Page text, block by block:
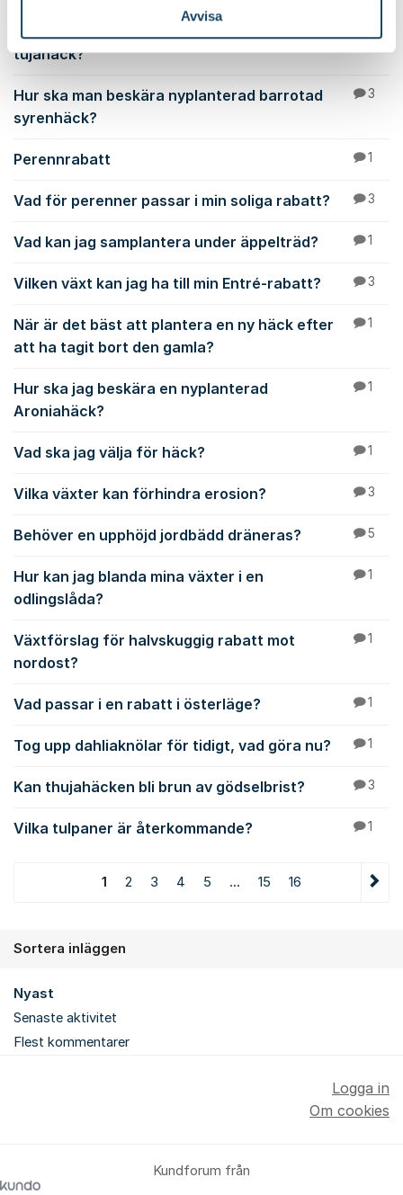
Avvisa
Hur mycket väv behöver jag för att täcka min
tujahäck?
Hur ska man beskära nyplanterad barrotad
syrenhäck?
3
Perennrabatt 1
Vad för perenner passar i min soliga rabatt? 3
Vad kan jag samplantera under äppelträd? 1
Vilken växt kan jag ha till min Entré-rabatt? 3
När är det bäst att plantera en ny häck efter
att ha tagit bort den gamla?
1
Hur ska jag beskära en nyplanterad
Aroniahäck?
1
Vad ska jag välja för häck? 1
Vilka växter kan förhindra erosion? 3
Behöver en upphöjd jordbädd dräneras? 5
Hur kan jag blanda mina växter i en
odlingslåda?
1
Växtförslag för halvskuggig rabatt mot
nordost?
1
Vad passar i en rabatt i österläge? 1
Tog upp dahliaknölar för tidigt, vad göra nu? 1
Kan thujahäcken bli brun av gödselbrist? 3
Vilka tulpaner är återkommande? 1
1 2 3 4 5 ... 15 16
Sortera inläggen
Nyast
Senaste aktivitet
Flest kommentarer
Kundforum från
Logga in
Om cookies